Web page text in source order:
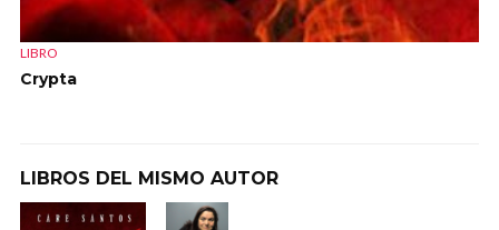
LIBRO
Crypta
LIBROS DEL MISMO AUTOR